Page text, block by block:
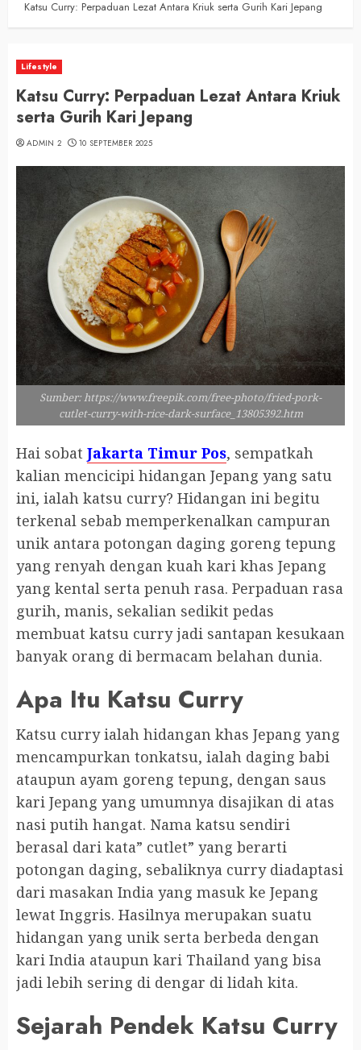
Katsu Curry: Perpaduan Lezat Antara Kriuk serta Gurih Kari Jepang
Lifestyle
Katsu Curry: Perpaduan Lezat Antara Kriuk
serta Gurih Kari Jepang
ADMIN 2 10 SEPTEMBER 2025
Sumber: https://www.freepik.com/free-photo/fried-pork-
cutlet-curry-with-rice-dark-surface_13805392.htm
Hai sobat Jakarta Timur Pos, sempatkah
kalian mencicipi hidangan Jepang yang satu
ini, ialah katsu curry? Hidangan ini begitu
terkenal sebab memperkenalkan campuran
unik antara potongan daging goreng tepung
yang renyah dengan kuah kari khas Jepang
yang kental serta penuh rasa. Perpaduan rasa
gurih, manis, sekalian sedikit pedas
membuat katsu curry jadi santapan kesukaan
banyak orang di bermacam belahan dunia.
Apa Itu Katsu Curry
Katsu curry ialah hidangan khas Jepang yang
mencampurkan tonkatsu, ialah daging babi
ataupun ayam goreng tepung, dengan saus
kari Jepang yang umumnya disajikan di atas
nasi putih hangat. Nama katsu sendiri
berasal dari kata” cutlet” yang berarti
potongan daging, sebaliknya curry diadaptasi
dari masakan India yang masuk ke Jepang
lewat Inggris. Hasilnya merupakan suatu
hidangan yang unik serta berbeda dengan
kari India ataupun kari Thailand yang bisa
jadi lebih sering di dengar di lidah kita.
Sejarah Pendek Katsu Curry